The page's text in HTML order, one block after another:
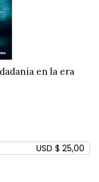
en la era
USD $ 25,00